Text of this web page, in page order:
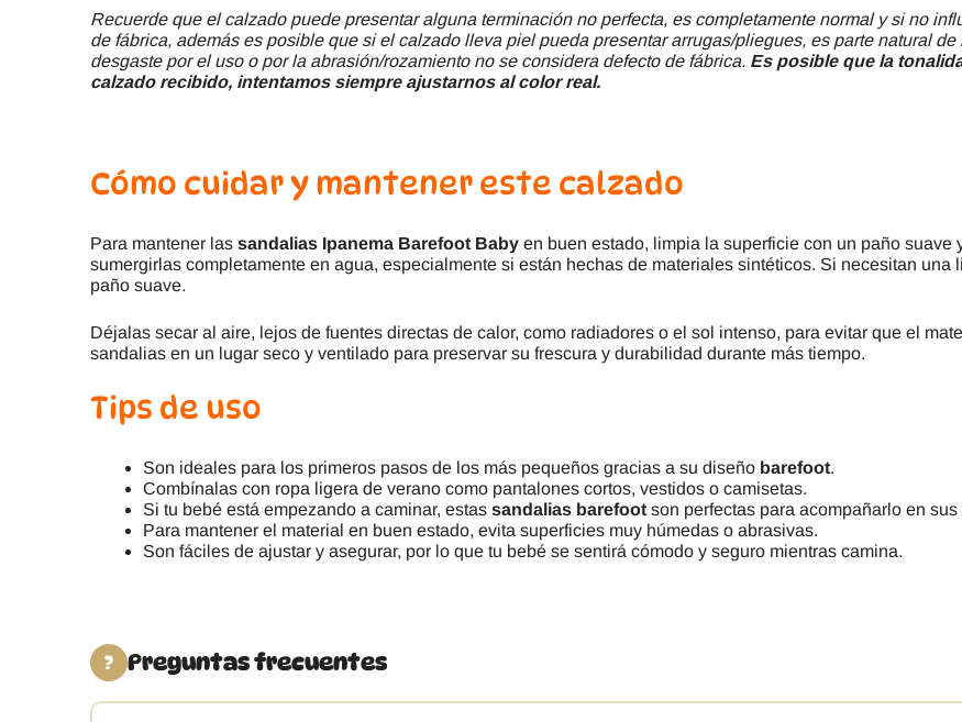
Recuerde que el calzado puede presentar alguna terminación no perfecta, es completamente normal y si no
de fábrica, además es posible que si el calzado lleva piel pueda presentar arrugas/pliegues, es parte natural
desgaste por el uso o por la abrasión/rozamiento no se considera defecto de fábrica. Es posible que la
calzado recibido, intentamos siempre ajustarnos al color real.
Cómo cuidar y mantener este calzado
Para mantener las sandalias Ipanema Barefoot Baby en buen estado, limpia la superficie con un paño
sumergirlas completamente en agua, especialmente si están hechas de materiales sintéticos. Si necesitan
paño suave.
Déjalas secar al aire, lejos de fuentes directas de calor, como radiadores o el sol intenso, para evitar que el
sandalias en un lugar seco y ventilado para preservar su frescura y durabilidad durante más tiempo.
Tips de uso
Son ideales para los primeros pasos de los más pequeños gracias a su diseño barefoot.
Combínalas con ropa ligera de verano como pantalones cortos, vestidos o camisetas.
Si tu bebé está empezando a caminar, estas sandalias barefoot son perfectas para acompañarlo en
Para mantener el material en buen estado, evita superficies muy húmedas o abrasivas.
Son fáciles de ajustar y asegurar, por lo que tu bebé se sentirá cómodo y seguro mientras camina.
? Preguntas frecuentes